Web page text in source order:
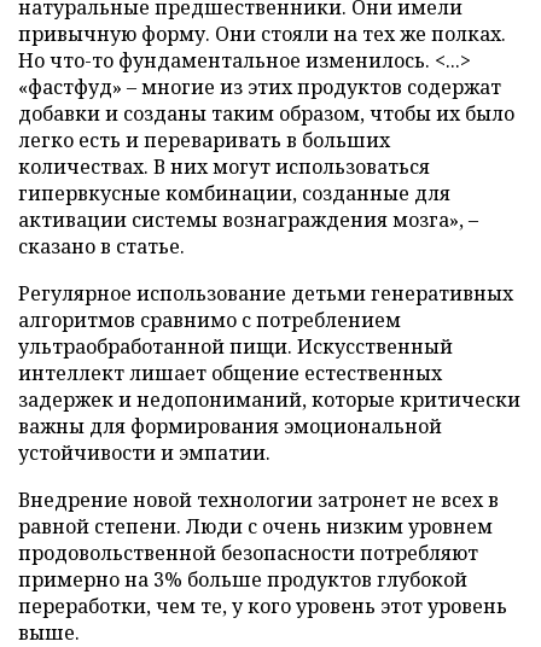
натуральные предшественники. Они имели
привычную форму. Они стояли на тех же полках.
Но что-то фундаментальное изменилось. <...>
«фастфуд» – многие из этих продуктов содержат
добавки и созданы таким образом, чтобы их было
легко есть и переваривать в больших
количествах. В них могут использоваться
гипервкусные комбинации, созданные для
активации системы вознаграждения мозга», –
сказано в статье.
Регулярное использование детьми генеративных
алгоритмов сравнимо с потреблением
ультраобработанной пищи. Искусственный
интеллект лишает общение естественных
задержек и недопониманий, которые критически
важны для формирования эмоциональной
устойчивости и эмпатии.
Внедрение новой технологии затронет не всех в
равной степени. Люди с очень низким уровнем
продовольственной безопасности потребляют
примерно на 3% больше продуктов глубокой
переработки, чем те, у кого уровень этот уровень
выше.